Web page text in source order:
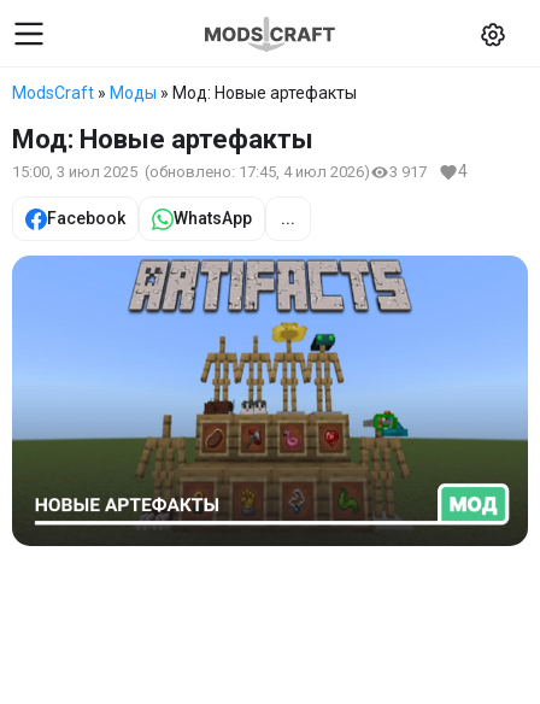
ModsCraft » Моды » Мод: Новые артефакты
Мод: Новые артефакты
15:00, 3 июл 2025 (обновлено: 17:45, 4 июл 2026) 3 917 4
Facebook WhatsApp ...